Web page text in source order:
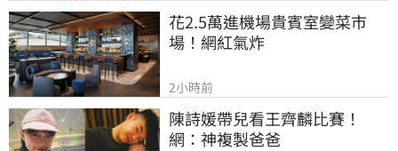
花2.5萬進機場貴賓室變菜市
場！網紅氣炸
2小時前
陳詩媛帶兒看王齊麟比賽！
網：神複製爸爸